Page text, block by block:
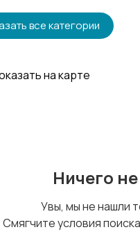
Музыка
все категории
на карте
Ничего
Увы, мы не нашли
Смягчите условия